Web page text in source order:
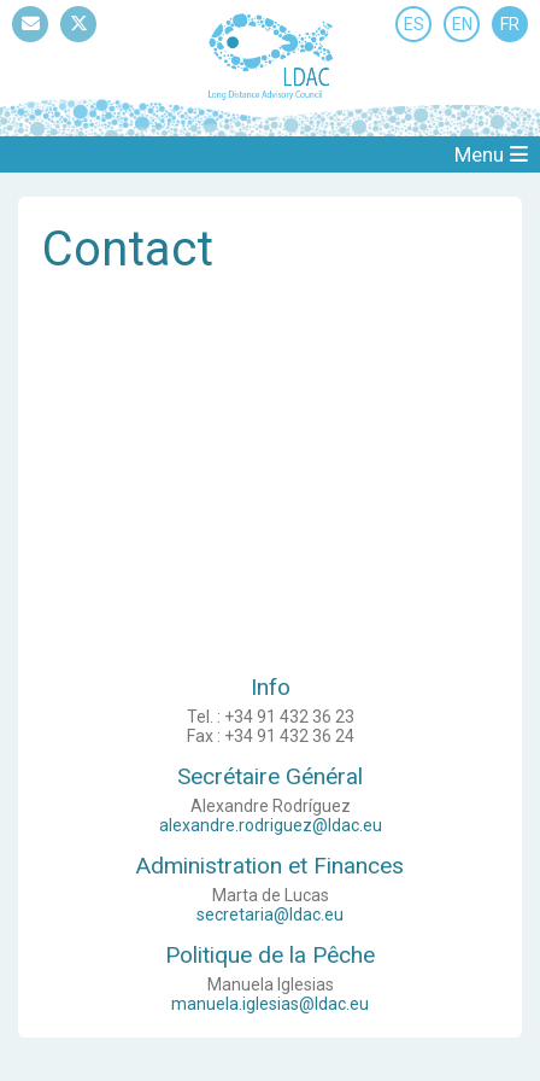
ES EN FR
Menu
Contact
Info
Tel. : +34 91 432 36 23
Fax : +34 91 432 36 24
Secrétaire Général
Alexandre Rodríguez
alexandre.rodriguez@ldac.eu
Administration et Finances
Marta de Lucas
secretaria@ldac.eu
Politique de la Pêche
Manuela Iglesias
manuela.iglesias@ldac.eu